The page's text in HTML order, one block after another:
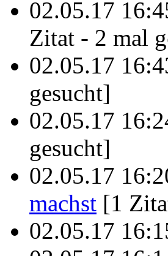
02.05.17
Zitat - 2 mal
02.05.17
gesucht]
02.05.17
gesucht]
02.05.17
machst [1
02.05.17